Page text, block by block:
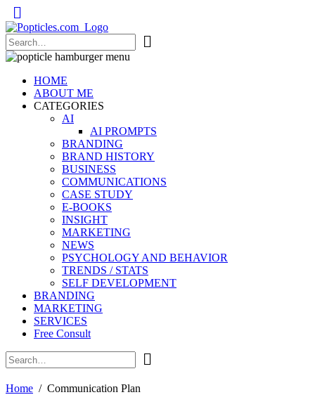
Popticles.com
HOME
ABOUT ME
CATEGORIES
AI
AI PROMPTS
BRANDING
BRAND HISTORY
BUSINESS
COMMUNICATIONS
CASE STUDY
E-BOOKS
INSIGHT
MARKETING
NEWS
PSYCHOLOGY AND BEHAVIOR
TRENDS / STATS
SELF DEVELOPMENT
BRANDING
MARKETING
SERVICES
Free Consult
Home Communication Plan